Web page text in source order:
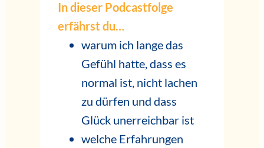
In dieser Podcastfolge
erfährst du…
warum ich lange das
Gefühl hatte, dass es
normal ist, nicht lachen
zu dürfen und dass
Glück unerreichbar ist
welche Erfahrungen